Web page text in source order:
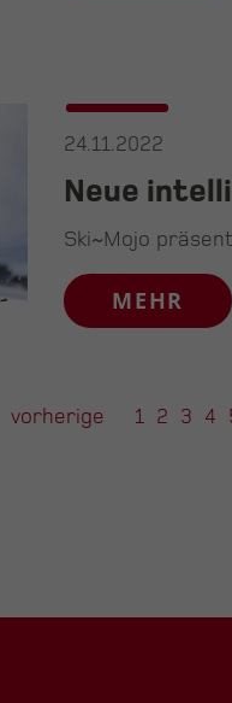
24.11.2022
Neue
Ski~Mojo
MEHR
vorherige 1 2 3 4